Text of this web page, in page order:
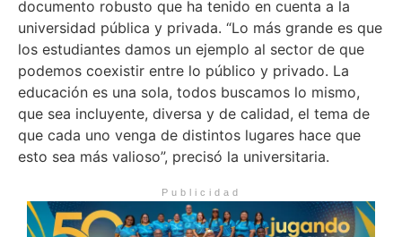
documento robusto que ha tenido en cuenta a la
universidad pública y privada. “Lo más grande es que
los estudiantes damos un ejemplo al sector de que
podemos coexistir entre lo público y privado. La
educación es una sola, todos buscamos lo mismo,
que sea incluyente, diversa y de calidad, el tema de
que cada uno venga de distintos lugares hace que
esto sea más valioso”, precisó la universitaria.
Publicidad